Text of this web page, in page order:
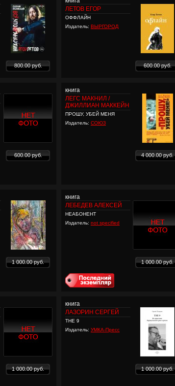
800.00 руб.
ЛЕТОВ ЕГОР
ОФФЛАЙН
Издатель: ВЫРГОРОД
600.00 руб.
600.00 руб.
книга
ЛЕГС МАКНИЛ /
ДЖИЛЛИАН МАККЕЙН
ПРОШУ, УБЕЙ МЕНЯ
Издатель: СОЮЗ
4 000.00 руб.
1 000.00 руб.
книга
ЛЕБЕДЕВ АЛЕКСЕЙ
НЕАБОНЕНТ
Издатель: not specified
1 000.00 руб.
1 000.00 руб.
книга
ЛАЗОРИН СЕРГЕЙ
ТНЕ 9
Издатель: УМКА-Пресс
1 000.00 руб.